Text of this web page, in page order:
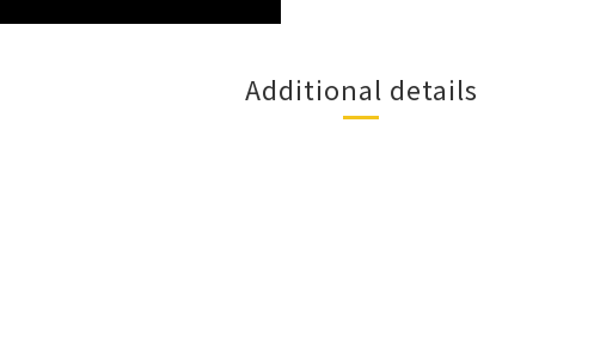
Additional details